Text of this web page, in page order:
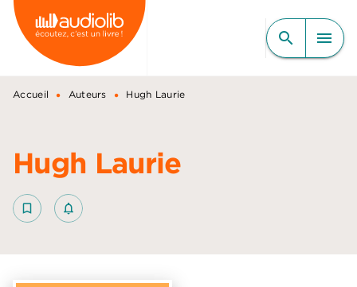
MENU RECHERCHE
CONTENU
PIED DE PAGE
search menu
Accueil • Auteurs • Hugh Laurie
Hugh Laurie
bookmark_border notifications_none_outlined